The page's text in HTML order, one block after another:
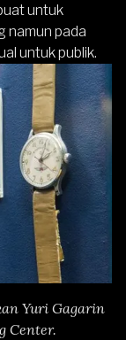
untuk
namun pada
untuk publik.
Yuri Gagarin
Center.